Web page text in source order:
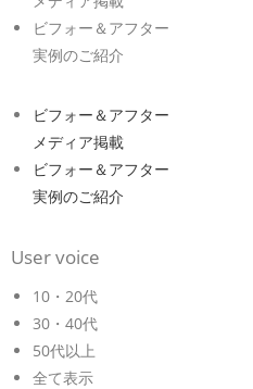
ビフォー＆アフター
実例のご紹介
ビフォー＆アフター
メディア掲載
ビフォー＆アフター
実例のご紹介
User voice
10・20代
30・40代
50代以上
全て表示